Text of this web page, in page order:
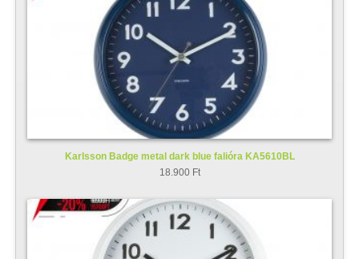
Karlsson Badge metal dark blue falióra KA5610BL
18.900 Ft